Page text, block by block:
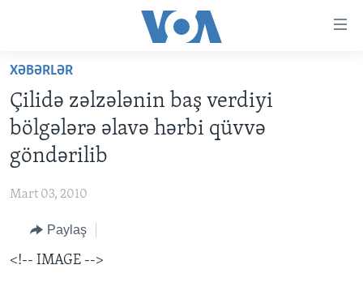
Skip
main
content
Skip
to
main
Search
ANA SƏHİFƏ
PROQRAMLAR
AMERIKA İCMALI
FAKTLAR NƏ DEYIR?
AZƏRBAYCAN
UKRAYNA BÖHRANI
İSRAIL-HƏMAS MÜNAQIŞƏSI
ABŞ
ABŞ SEÇKILƏRI 2024
İRAN AZƏRBAYCANI
VIDEOLAR
XƏBƏRLƏR
Çilidə zəlzələnin baş verdiyi
bölgələrə əlavə hərbi qüvvə
göndərilib
Mart 03, 2010
Paylaş
<!-- IMAGE -->